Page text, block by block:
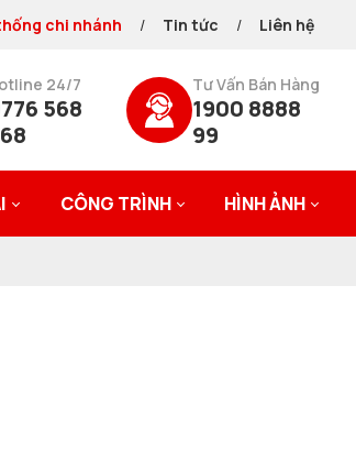
chi nhánh / Tin tức / Liên hệ
24/7
568
Tư Vấn Bán Hàng
1900 8888
99
CÔNG TRÌNH HÌNH ẢNH